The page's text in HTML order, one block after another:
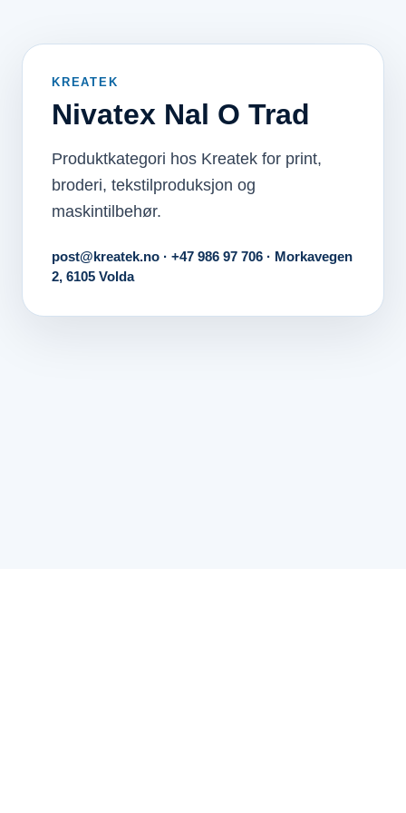
KREATEK
Nivatex Nal O Trad
Produktkategori hos Kreatek for print,
broderi, tekstilproduksjon og
maskintilbehør.
post@kreatek.no · +47 986 97 706 · Morkavegen
2, 6105 Volda